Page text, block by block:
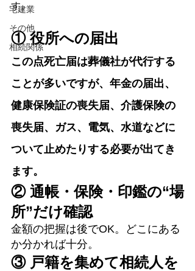
宅建業
その他
相続関係
す。
① 役所への届出
この点死亡届は葬儀社が代行する
ことが多いですが、年金の届出、
健康保険証の喪失届、介護保険の
喪失届、ガス、電気、水道などに
ついて止めたりする必要が出てき
ます。
② 通帳・保険・印鑑の“場
所”だけ確認
金額の把握は後でOK。どこにある
か分かれば十分。
③ 戸籍を集めて相続人を